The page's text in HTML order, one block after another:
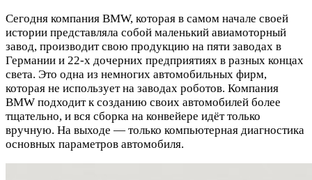
Сегодня компания BMW, которая в самом начале своей
истории представляла собой маленький авиамоторный
завод, производит свою продукцию на пяти заводах в
Германии и 22-х дочерних предприятиях в разных концах
света. Это одна из немногих автомобильных фирм,
которая не использует на заводах роботов. Компания
BMW подходит к созданию своих автомобилей более
тщательно, и вся сборка на конвейере идёт только
вручную. На выходе — только компьютерная диагностика
основных параметров автомобиля.